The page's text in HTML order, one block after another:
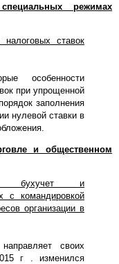
режимах
ставок
особенности
при упрощенной
заполнения
нулевой ставки в
и общественном
бухучет и
с командировкой
организации в
своих
г . изменился